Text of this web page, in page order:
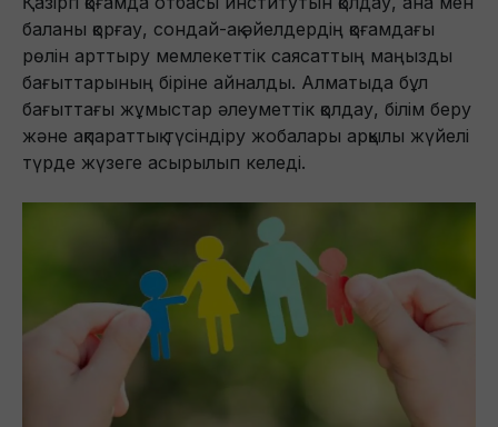
баланы қорғау, сондай-ақ әйелдердің қоғамдағы
рөлін арттыру мемлекеттік саясаттың маңызды
бағыттарының біріне айналды. Алматыда бұл
бағыттағы жұмыстар әлеуметтік қолдау, білім беру
және ақпараттық түсіндіру жобалары арқылы жүйелі
түрде жүзеге асырылып келеді.